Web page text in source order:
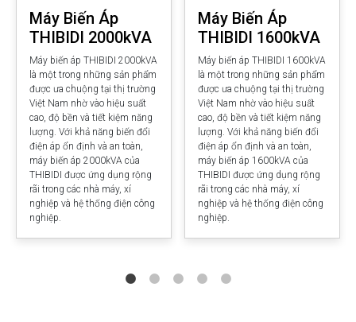
Máy Biến Áp
THIBIDI 2000kVA
Máy biến áp THIBIDI 2000kVA
là một trong những sản phẩm
được ưa chuộng tại thị trường
Việt Nam nhờ vào hiệu suất
cao, độ bền và tiết kiệm năng
lượng. Với khả năng biến đổi
điện áp ổn định và an toàn,
máy biến áp 2000kVA của
THIBIDI được ứng dụng rộng
rãi trong các nhà máy, xí
nghiệp và hệ thống điện công
nghiệp.
Máy Biến Áp
THIBIDI 1600kVA
Máy biến áp THIBIDI 1600kVA
là một trong những sản phẩm
được ưa chuộng tại thị trường
Việt Nam nhờ vào hiệu suất
cao, độ bền và tiết kiệm năng
lượng. Với khả năng biến đổi
điện áp ổn định và an toàn,
máy biến áp 1600kVA của
THIBIDI được ứng dụng rộng
rãi trong các nhà máy, xí
nghiệp và hệ thống điện công
nghiệp.